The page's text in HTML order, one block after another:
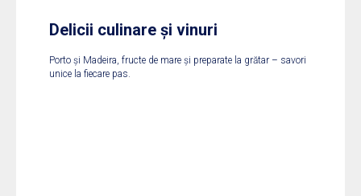
Delicii culinare și vinuri
Porto și Madeira, fructe de mare și preparate la grătar – savori
unice la fiecare pas.